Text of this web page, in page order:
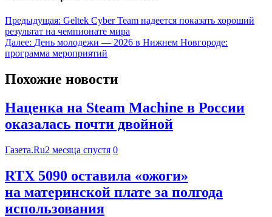
Предыдущая: Geltek Cyber Team надеется показать хороший
результат на чемпионате мира
Далее: День молодежи — 2026 в Нижнем Новгороде:
программа мероприятий
Похожие новости
Наценка на Steam Machine в России
оказалась почти двойной
Газета.Ru2 месяца спустя 0
RTX 5090 оставила «ожоги»
на материнской плате за полгода
использования